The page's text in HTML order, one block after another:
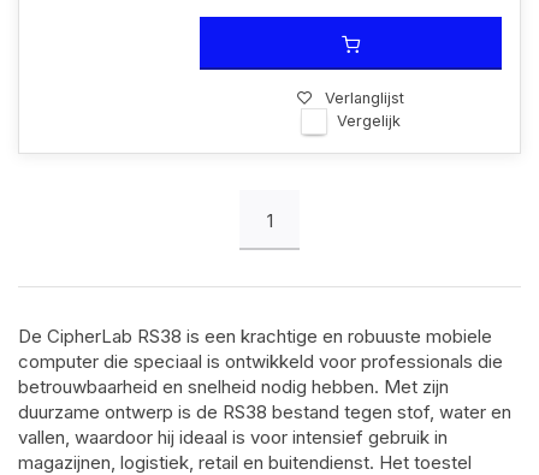
Verlanglijst
Vergelijk
1
De CipherLab RS38 is een krachtige en robuuste mobiele
computer die speciaal is ontwikkeld voor professionals die
betrouwbaarheid en snelheid nodig hebben. Met zijn
duurzame ontwerp is de RS38 bestand tegen stof, water en
vallen, waardoor hij ideaal is voor intensief gebruik in
magazijnen, logistiek, retail en buitendienst. Het toestel